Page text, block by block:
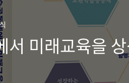
서 미래교육을